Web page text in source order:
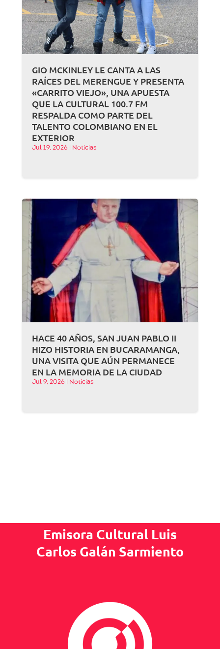
GIO MCKINLEY LE CANTA A LAS
RAÍCES DEL MERENGUE Y PRESENTA
«CARRITO VIEJO», UNA APUESTA
QUE LA CULTURAL 100.7 FM
RESPALDA COMO PARTE DEL
TALENTO COLOMBIANO EN EL
EXTERIOR
Jul 19, 2026 Noticias
HACE 40 AÑOS, SAN JUAN PABLO II
HIZO HISTORIA EN BUCARAMANGA,
UNA VISITA QUE AÚN PERMANECE
EN LA MEMORIA DE LA CIUDAD
Jul 9, 2026 Noticias
Emisora Cultural Luis
Carlos Galán Sarmiento